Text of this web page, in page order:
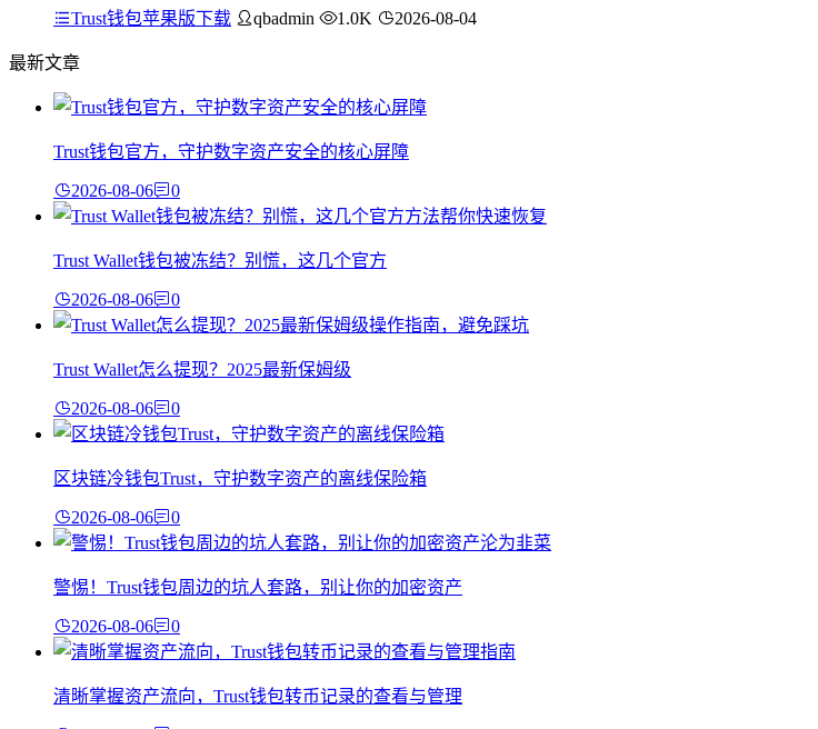
Trust钱包苹果版下载 qbadmin 1.0K 2026-08-04
最新文章
Trust钱包官方，守护数字资产安全的核心屏障
2026-08-06 0
Trust Wallet钱包被冻结？别慌，这几个官方
2026-08-06 0
Trust Wallet怎么提现？2025最新保姆级
2026-08-06 0
区块链冷钱包Trust，守护数字资产的离线保险箱
2026-08-06 0
警惕！Trust钱包周边的坑人套路，别让你的加密资产
2026-08-06 0
清晰掌握资产流向，Trust钱包转币记录的查看与管理